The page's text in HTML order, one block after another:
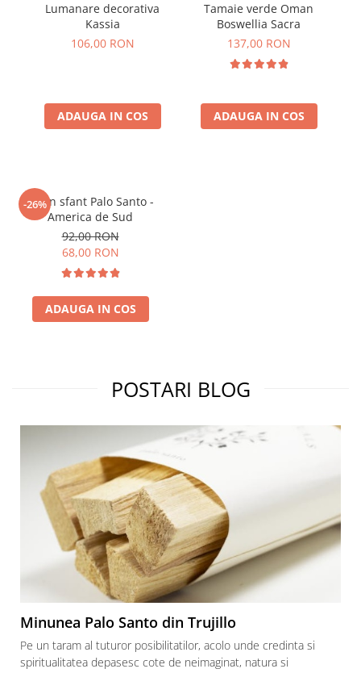
Lumanare decorativa
Kassia
106,00 RON
ADAUGA IN COS
Tamaie verde Oman
Boswellia Sacra
137,00 RON
ADAUGA IN COS
-26%
Lemn sfant Palo Santo -
America de Sud
92,00 RON
68,00 RON
ADAUGA IN COS
POSTARI BLOG
Minunea Palo Santo din Trujillo
Pe un taram al tuturor posibilitatilor, acolo unde credinta si
spiritualitatea depasesc cote de neimaginat, natura si